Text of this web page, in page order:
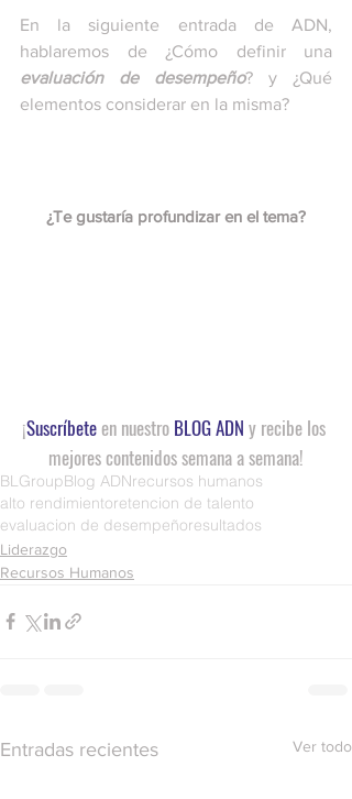
En la siguiente entrada de ADN,
evaluación de desempeño? y ¿Qué
elementos considerar en la misma?
¿Te gustaría profundizar en el tema?
¡Suscríbete en nuestro BLOG ADN y recibe los
mejores contenidos semana a semana!
BLGroupBlog ADNrecursos humanos
alto rendimientoretencion de talento
evaluacion de desempeñoresultados
Liderazgo
Recursos Humanos
Entradas recientes Ver todo